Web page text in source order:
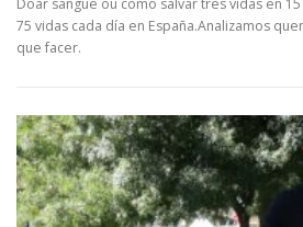
75 vidas cada día en España.Analizamos
que facer.